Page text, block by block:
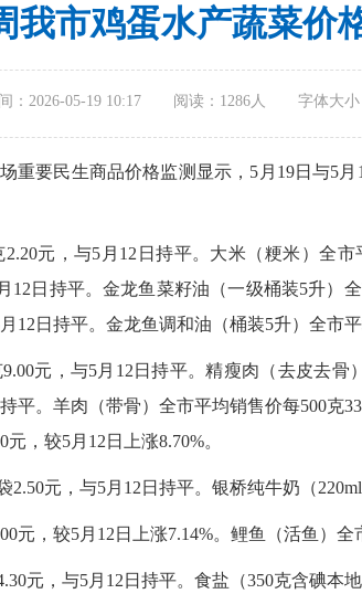
我市鸡蛋水产蔬菜价
：2026-05-19 10:17 阅读： 1286人 字体大小
重要民生商品价格监测显示，5月19日与5
元，与5月12日持平。大米（粳米）全
12日持平。金龙鱼菜籽油（一级桶装5升）
12日持平。金龙鱼调和油（桶装5升）全市
元，与5月12日持平。精瘦肉（去皮去骨
平。羊肉（带骨）全市平均销售价每500克
，较5月12日上涨8.70%。
元，与5月12日持平。银桥纯牛奶（
，较5月12日上涨7.14%。鲤鱼（活鱼）全
元，与5月12日持平。食盐（350克含碘本